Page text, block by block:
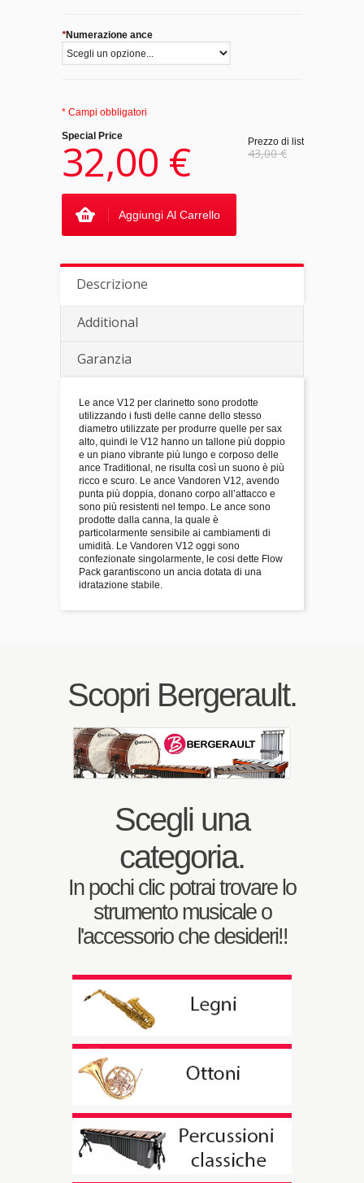
*Numerazione ance
* Campi obbligatori
Prezzo di listino:
43,00 €
Special Price
32,00 €
Aggiungi Al Carrello
Descrizione
Additional
Garanzia
Le ance V12 per clarinetto sono prodotte
utilizzando i fusti delle canne dello stesso
diametro utilizzate per produrre quelle per sax
alto, quindi le V12 hanno un tallone più doppio
e un piano vibrante più lungo e corposo delle
ance Traditional, ne risulta così un suono è più
ricco e scuro. Le ance Vandoren V12, avendo
punta più doppia, donano corpo all’attacco e
sono più resistenti nel tempo. Le ance sono
prodotte dalla canna, la quale è
particolarmente sensibile ai cambiamenti di
umidità. Le Vandoren V12 oggi sono
confezionate singolarmente, le cosi dette Flow
Pack garantiscono un ancia dotata di una
idratazione stabile.
Scopri Bergerault.
Scegli una
categoria.
In pochi clic potrai trovare lo
strumento musicale o
l'accessorio che desideri!!